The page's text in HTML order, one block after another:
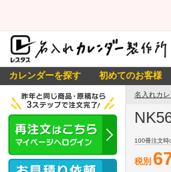
カレンダーを探す 初めてのお客様
名入れカ
100冊注文時
税別